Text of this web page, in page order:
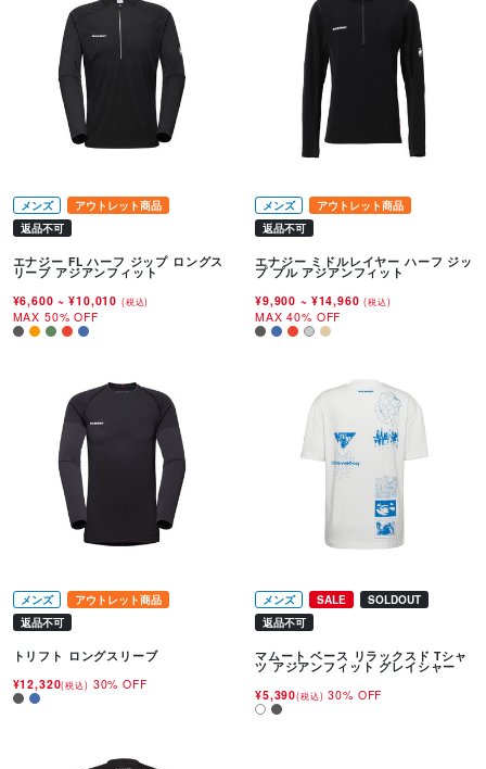
メンズ
アウトレット商品
返品不可
エナジー FL ハーフ ジップ ロングス
リーブ アジアンフィット
¥6,600~ ¥10,010 (税込)
MAX 50% OFF
メンズ
アウトレット商品
返品不可
エナジー ミドルレイヤー ハーフ ジッ
プ プル アジアンフィット
¥9,900 ~ ¥14,960(税込)
MAX 40% OFF
メンズ
アウトレット商品
返品不可
トリフト ロングスリーブ
¥12,320(税込) 30% OFF
メンズ SALE
SOLDOUT
返品不可
マムート ベース リラックスド Tシャ
ツ アジアンフィット グレイシャー
¥5,390(税込) 30% OFF